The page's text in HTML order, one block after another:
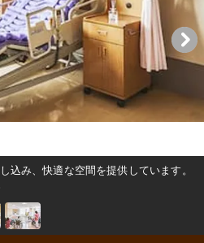
込み、快適な空間を提供しています。